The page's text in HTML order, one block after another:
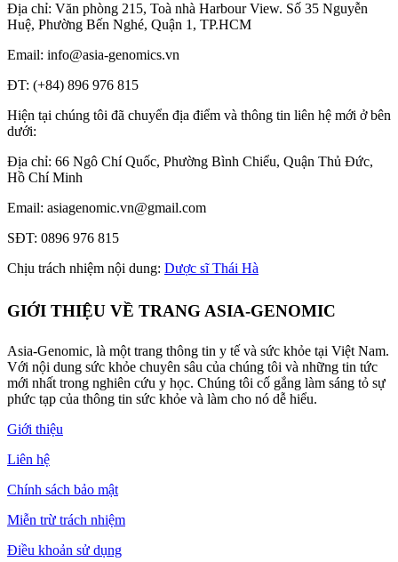
Địa chỉ: Văn phòng 215, Toà nhà Harbour View. Số 35 Nguyễn
Huệ, Phường Bến Nghé, Quận 1, TP.HCM
Email: info@asia-genomics.vn
ĐT: (+84) 896 976 815
Hiện tại chúng tôi đã chuyển địa điểm và thông tin liên hệ mới ở bên
dưới:
Địa chỉ: 66 Ngô Chí Quốc, Phường Bình Chiểu, Quận Thủ Đức,
Hồ Chí Minh
Email: asiagenomic.vn@gmail.com
SĐT: 0896 976 815
Chịu trách nhiệm nội dung: Dược sĩ Thái Hà
GIỚI THIỆU VỀ TRANG ASIA-GENOMIC
Asia-Genomic, là một trang thông tin y tế và sức khỏe tại Việt Nam.
Với nội dung sức khỏe chuyên sâu của chúng tôi và những tin tức
mới nhất trong nghiên cứu y học. Chúng tôi cố gắng làm sáng tỏ sự
phức tạp của thông tin sức khỏe và làm cho nó dễ hiểu.
Giới thiệu
Liên hệ
Chính sách bảo mật
Miễn trừ trách nhiệm
Điều khoản sử dụng